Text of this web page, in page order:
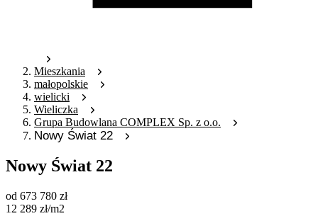
Mieszkania
małopolskie
wielicki
Wieliczka
Grupa Budowlana COMPLEX Sp. z o.o.
Nowy Świat 22
Nowy Świat 22
od 673 780 zł
12 289 zł/m2